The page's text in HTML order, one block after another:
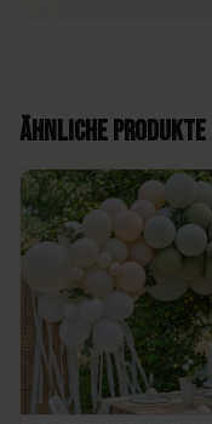
Ähnliche Produkte